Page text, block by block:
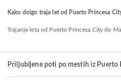
Kako dolgo traja let od Puerto Princesa
Trajanje leta od Puerto Princesa City do
Priljubljene poti po mestih iz Puerto